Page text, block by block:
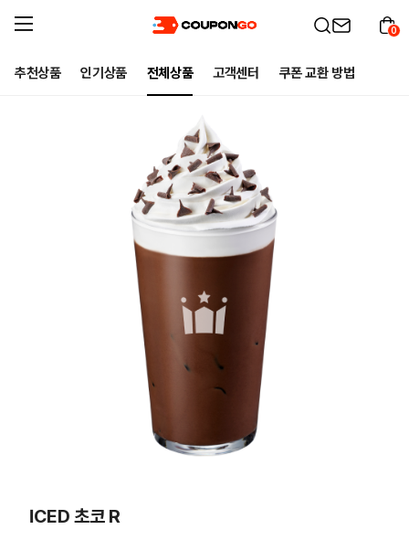
추천상품 인기상품 전체상품 고객센터 쿠폰 교환 방법
0
ICED 초코 R